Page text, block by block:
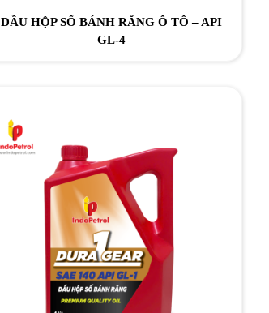
DẦU HỘP SỐ BÁNH RĂNG Ô TÔ – API
GL-4